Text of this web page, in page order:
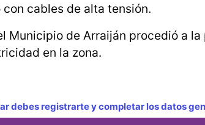
cables de alta tensión.
Municipio de Arraiján procedió a
en la zona.
debes registrarte y completar los datos